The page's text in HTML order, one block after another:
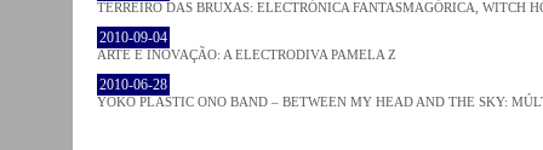
TERREIRO DAS BRUXAS: ELECTRÓNICA FANTASMAGÓRICA, WITCH
2010-09-04
ARTE E INOVAÇÃO: A ELECTRODIVA PAMELA Z
2010-06-28
YOKO PLASTIC ONO BAND – BETWEEN MY HEAD AND THE SKY: